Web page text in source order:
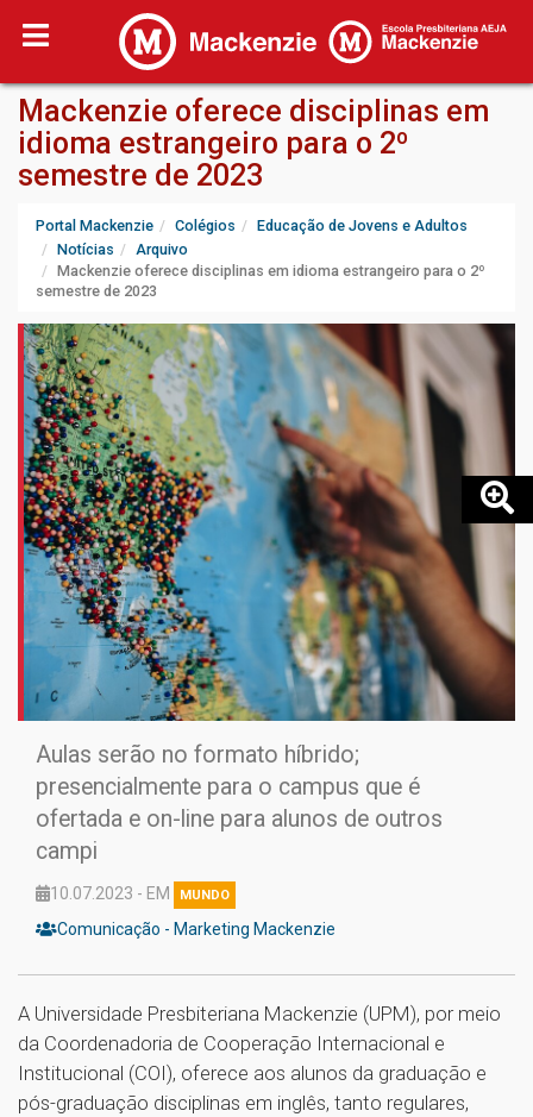
Mackenzie oferece disciplinas em
idioma estrangeiro para o 2º
semestre de 2023
Portal Mackenzie Colégios
Educação de Jovens e Adultos
Notícias
Arquivo
Mackenzie oferece disciplinas em idioma estrangeiro para o 2º
semestre de 2023
Aulas serão no formato híbrido;
presencialmente para o campus que é
ofertada e on-line para alunos de outros
campi
10.07.2023 - EM MUNDO
Comunicação - Marketing Mackenzie
A Universidade Presbiteriana Mackenzie (UPM), por meio
da Coordenadoria de Cooperação Internacional e
Institucional (COI), oferece aos alunos da graduação e
pós-graduação disciplinas em inglês, tanto regulares,